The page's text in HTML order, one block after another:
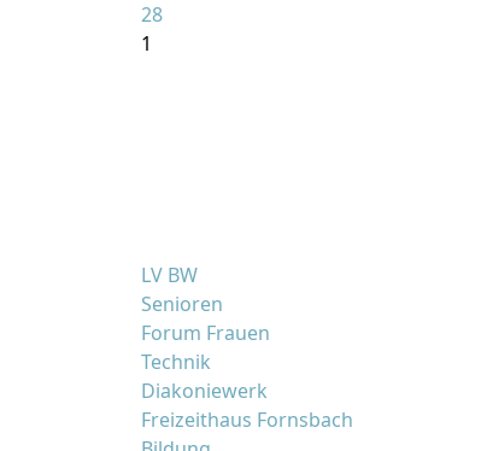
28
1
LV BW
Senioren
Forum Frauen
Technik
Diakoniewerk
Freizeithaus Fornsbach